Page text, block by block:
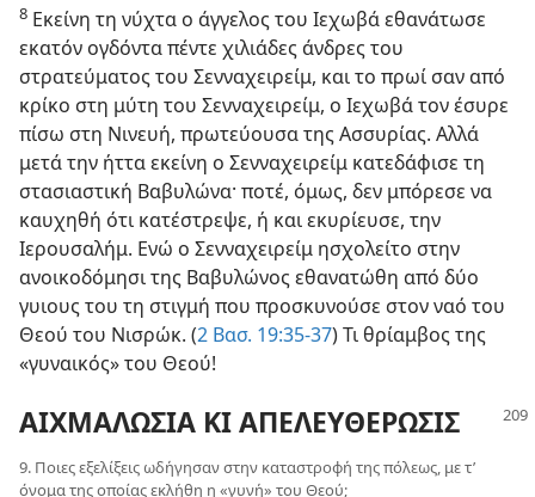
8 Εκείνη τη νύχτα ο άγγελος του Ιεχωβά εθανάτωσε
εκατόν ογδόντα πέντε χιλιάδες άνδρες του
στρατεύματος του Σενναχειρείμ, και το πρωί σαν από
κρίκο στη μύτη του Σενναχειρείμ, ο Ιεχωβά τον έσυρε
πίσω στη Νινευή, πρωτεύουσα της Ασσυρίας. Αλλά
μετά την ήττα εκείνη ο Σενναχειρείμ κατεδάφισε τη
στασιαστική Βαβυλώνα· ποτέ, όμως, δεν μπόρεσε να
καυχηθή ότι κατέστρεψε, ή και εκυρίευσε, την
Ιερουσαλήμ. Ενώ ο Σενναχειρείμ ησχολείτο στην
ανοικοδόμησι της Βαβυλώνος εθανατώθη από δύο
γυιους του τη στιγμή που προσκυνούσε στον ναό του
Θεού του Νισρώκ. (2 Βασ. 19:35-37) Τι θρίαμβος της
«γυναικός» του Θεού!
ΑΙΧΜΑΛΩΣΙΑ ΚΙ ΑΠΕΛΕΥΘΕΡΩΣΙΣ
9. Ποιες εξελίξεις ωδήγησαν στην καταστροφή της πόλεως, με τ’
όνομα της οποίας εκλήθη η «γυνή» του Θεού;